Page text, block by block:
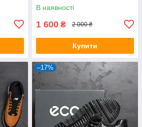
В наявності
1 600 ₴ 2 000 ₴
Купити
–17%